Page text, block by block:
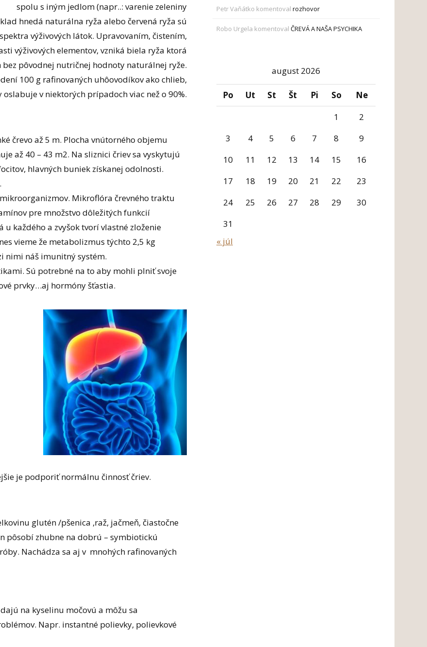
spolu s iným jedlom (napr..: varenie zeleniny
hnedá naturálna ryža alebo červená ryža sú
výživových látok. Upravovaním, čistením,
výživových elementov, vzniká biela ryža ktorá
pôvodnej nutričnej hodnoty naturálnej ryže.
100 g rafinovaných uhôovodíkov ako chlieb,
v niektorých prípadoch viac než o 90%.
črevo až 5 m. Plocha vnútorného objemu
až 40 – 43 m2. Na sliznici čriev sa vyskytujú
hlavných buniek získanej odolnosti.
Mikroflóra črevného traktu
pre množstvo dôležitých funkcií
každého a zvyšok tvorí vlastné zloženie
vieme že metabolizmus týchto 2,5 kg
nimi náš imunitný systém.
Sú potrebné na to aby mohli plniť svoje
prvky…aj hormóny šťastia.
je podporiť normálnu činnosť čriev.
glutén /pšenica ,raž, jačmeň, čiastočne
pôsobí zhubne na dobrú – symbiotickú
Nachádza sa aj v mnohých rafinovaných
na kyselinu močovú a môžu sa
Napr. instantné polievky, polievkové
Petr Vaňátko komentoval rozhovor
Robo Urgela komentoval ČREVÁ A NAŠA PSYCHIKA
august 2026
Po Ut St Št Pi So
Ne
1
2
3
4 5 6 7 8
9
10
11 12 13 14 15
16
17
18 19 20 21 22
23
24
25 26 27 28 29
30
31
« júl